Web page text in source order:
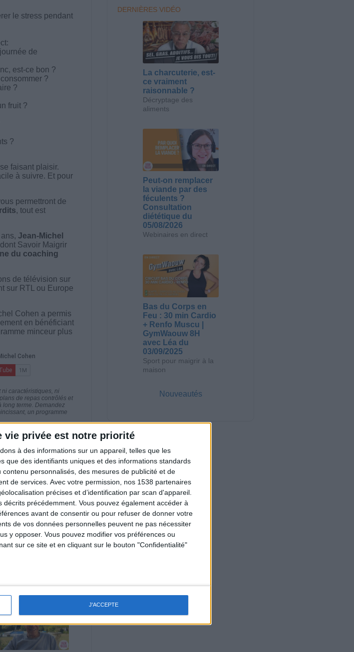
vie privée est notre priorité
à des informations sur un appareil, telles que les
que des identifiants uniques et des informations standards
personnalisés, des mesures de publicité et de
de services. Avec votre permission, nos 1538 partenaires
précises et d’identification par scan d'appareil.
précédemment. Vous pouvez également accéder à
avant de consentir ou pour refuser de donner votre
de vos données personnelles peuvent ne pas nécessiter
y opposer. Vous pouvez modifier vos préférences ou
sur ce site et en cliquant sur le bouton "Confidentialité"
J'ACCEPTE
le stress pendant
de
est-ce bon ?
?
?
fruit ?
?
faisant plaisir.
à suivre. Et pour
permettront de
, tout est
Jean-Michel
Savoir Maigrir
du coaching
de télévision sur
sur RTL ou Europe
Cohen a permis
en bénéficiant
minceur plus
caractéristiques, ni
de repas contrôlés et
long terme. Demandez
un programme
Voir tout
à des vidéo-
programme.
? |
DERNIÈRES VIDÉO
La charcuterie, est-
ce vraiment
raisonnable ?
Décryptage des
aliments
Peut-on remplacer
la viande par des
féculents ?
Consultation
diététique du
05/08/2026
Webinaires en direct
Bas du Corps en
Feu : 30 min Cardio
+ Renfo Muscu |
GymWaouw 8H
avec Léa du
03/09/2025
Sport pour maigrir à la
maison
Nouveautés